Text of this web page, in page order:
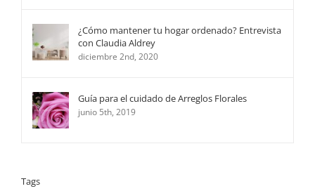
¿Cómo mantener tu hogar ordenado? Entrevista
con Claudia Aldrey
diciembre 2nd, 2020
Guía para el cuidado de Arreglos Florales
junio 5th, 2019
Tags